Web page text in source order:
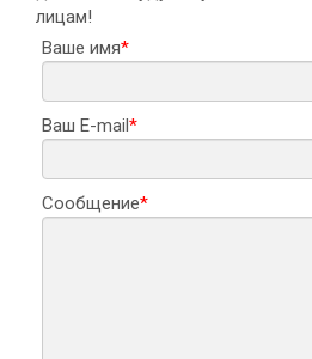
лицам!
Ваше имя*
Ваш E-mail*
Сообщение*